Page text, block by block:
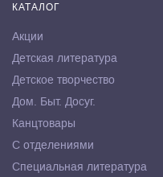
КАТАЛОГ
Акции
Детская литература
Детское творчество
Дом. Быт. Досуг.
Канцтовары
С отделениями
Специальная литература